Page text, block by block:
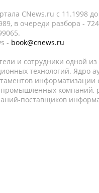
CNews.ru c 11.1998
в очереди разбора -
- book@cnews.ru
и сотрудники одной
технологий. Ядро
промышленных компаний,
поставщиков